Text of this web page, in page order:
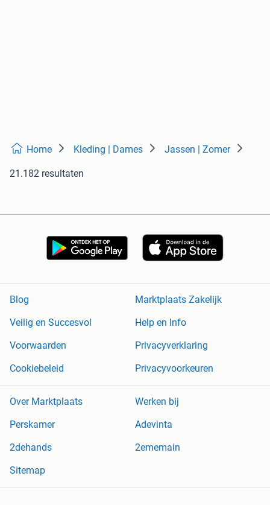
Home Kleding | Dames Jassen | Zomer
21.182 resultaten
Blog
Marktplaats Zakelijk
Veilig en Succesvol
Help en Info
Voorwaarden
Privacyverklaring
Cookiebeleid
Privacyvoorkeuren
Over Marktplaats
Werken bij
Perskamer
Adevinta
2dehands
2ememain
Sitemap